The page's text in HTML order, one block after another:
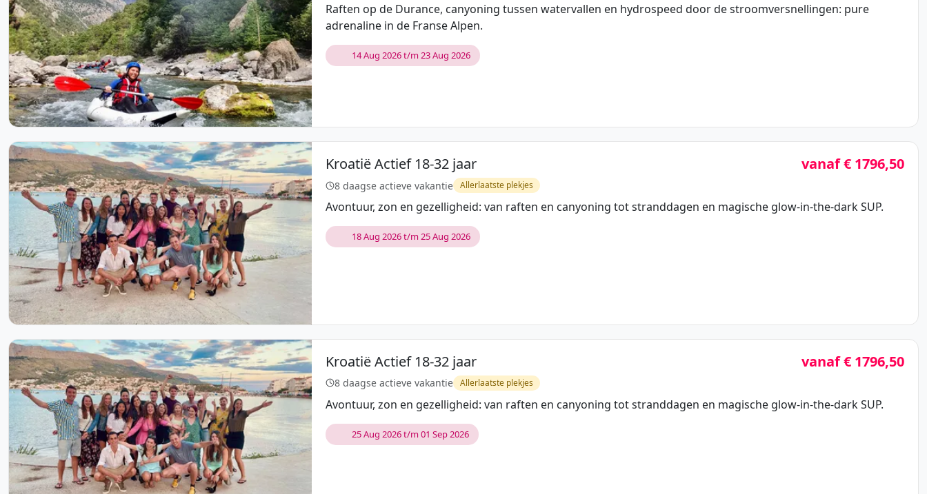
Raften op de Durance, canyoning tussen watervallen en hydrospeed door de stroomversnellingen: pure
adrenaline in de Franse Alpen.
14 Aug 2026 t/m 23 Aug 2026
Kroatië Actief 18-32 jaar vanaf € 1796,50
8 daagse actieve vakantie Allerlaatste plekjes
Avontuur, zon en gezelligheid: van raften en canyoning tot stranddagen en magische glow-in-the-dark SUP.
18 Aug 2026 t/m 25 Aug 2026
Kroatië Actief 18-32 jaar vanaf € 1796,50
8 daagse actieve vakantie Allerlaatste plekjes
Avontuur, zon en gezelligheid: van raften en canyoning tot stranddagen en magische glow-in-the-dark SUP.
25 Aug 2026 t/m 01 Sep 2026